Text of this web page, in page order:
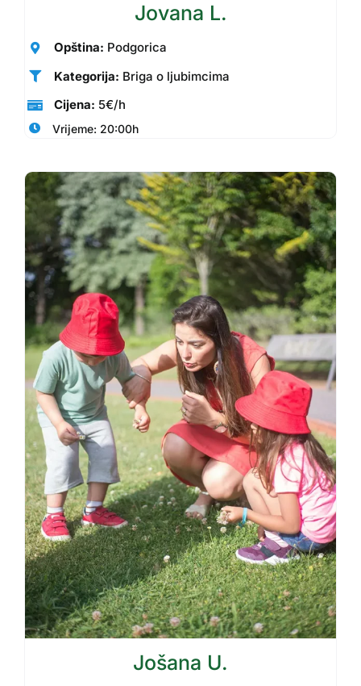
Jovana L.
Opština: Podgorica
Kategorija: Briga o ljubimcima
Cijena: 5€/h
Vrijeme: 20:00h
Jošana U.